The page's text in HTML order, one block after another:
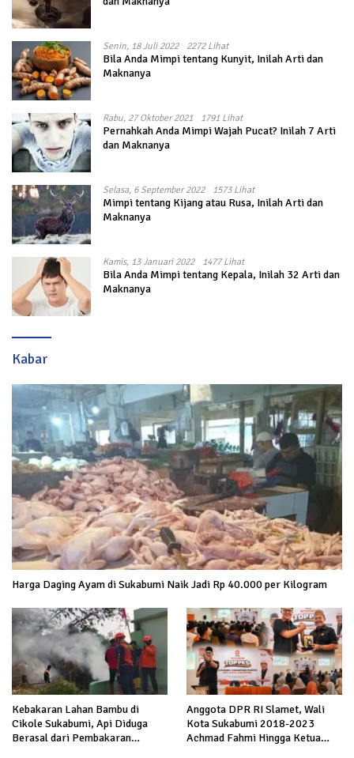
Senin, 18 Juli 2022 2272 Lihat
Bila Anda Mimpi tentang Kunyit, Inilah Arti dan
Maknanya
Rabu, 27 Oktober 2021 1791 Lihat
Pernahkah Anda Mimpi Wajah Pucat? Inilah 7 Arti
dan Maknanya
Selasa, 6 September 2022 1573 Lihat
Mimpi tentang Kijang atau Rusa, Inilah Arti dan
Maknanya
Kamis, 13 Januari 2022 1477 Lihat
Bila Anda Mimpi tentang Kepala, Inilah 32 Arti dan
Maknanya
Kabar
Harga Daging Ayam di Sukabumi Naik Jadi Rp 40.000 per Kilogram
Kebakaran Lahan Bambu di
Cikole Sukabumi, Api Diduga
Berasal dari Pembakaran
Anggota DPR RI Slamet, Wali
Kota Sukabumi 2018-2023
Achmad Fahmi Hingga Ketua